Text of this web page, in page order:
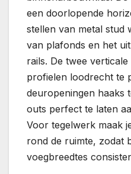
een doorlopende
stellen van metal stud
van plafonds en het
rails. De twee
profielen loodrecht te
deuropeningen haaks
outs perfect te laten
Voor tegelwerk maak
rond de ruimte, zodat
voegbreedtes